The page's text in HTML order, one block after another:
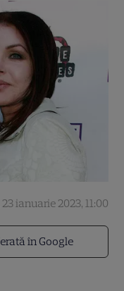
în Google
23 ianuarie 2023, 11:00